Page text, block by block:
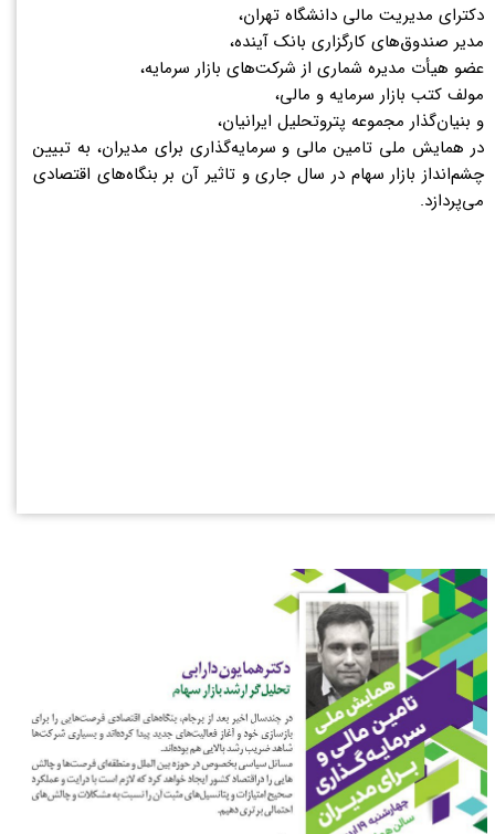
دکترای مدیریت مالی دانشگاه تهران،
مدیر صندوق‌های کارگزاری بانک آینده،
عضو هیأت مدیره شماری از شرکت‌های بازار سرمایه،
مولف کتب بازار سرمایه و مالی،
و بنیان‌گذار مجموعه پتروتحلیل ایرانیان،
در همایش ملی تامین مالی و سرمایه‌گذاری برای مدیران، به تبیین
چشم‌انداز بازار سهام در سال جاری و تاثیر آن بر بنگاه‌های اقتصادی
می‌پردازد.